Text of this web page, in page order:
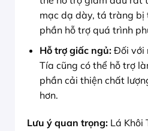
mạc dạ dày, tá tràng bị
phần hỗ trợ quá trình
Hỗ trợ giấc ngủ:Đối với
Tía cũng có thể hỗ trợ
phần cải thiện chất
hơn.
Lưu ý quan trọng: Lá Khôi